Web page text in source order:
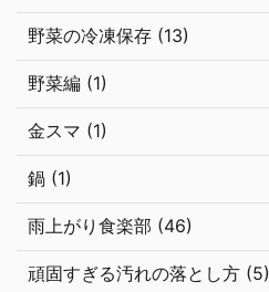
野菜の冷凍保存 (13)
野菜編 (1)
金スマ (1)
鍋 (1)
雨上がり食楽部 (46)
頑固すぎる汚れの落とし方 (5)